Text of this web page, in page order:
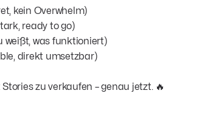
kein Overwhelm)
ready to go)
weißt, was funktioniert)
direkt umsetzbar)
zu verkaufen – genau jetzt. 🔥